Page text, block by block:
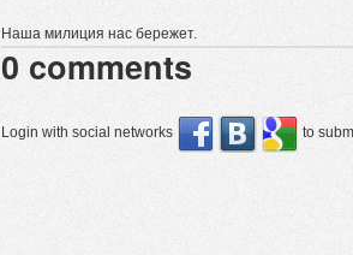
Наша милиция нас бережет.
0 comments
Login with social networks to